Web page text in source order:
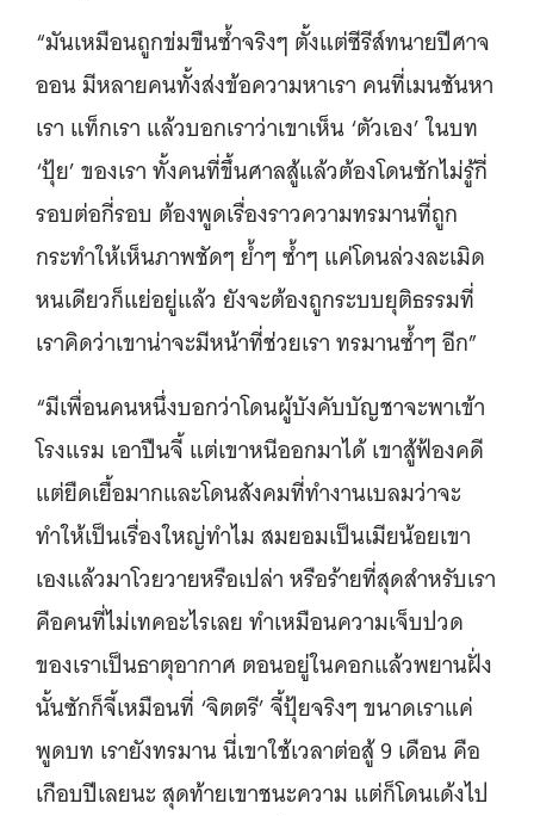
“มันเหมือนถูกข่มขืนซ้ำจริงๆ ตั้งแต่ซีรีส์ทนายปีศาจ
ออน มีหลายคนทั้งส่งข้อความหาเรา คนที่เมนชันหา
เรา แท็กเรา แล้วบอกเราว่าเขาเห็น ‘ตัวเอง’ ในบท
‘ปุ้ย’ ของเรา ทั้งคนที่ขึ้นศาลสู้แล้วต้องโดนซักไม่รู้กี่
รอบต่อกี่รอบ ต้องพูดเรื่องราวความทรมานที่ถูก
กระทำให้เห็นภาพชัดๆ ย้ำๆ ซ้ำๆ แค่โดนล่วงละเมิด
หนเดียวก็แย่อยู่แล้ว ยังจะต้องถูกระบบยุติธรรมที่
เราคิดว่าเขาน่าจะมีหน้าที่ช่วยเรา ทรมานซ้ำๆ อีก”
“มีเพื่อนคนหนึ่งบอกว่าโดนผู้บังคับบัญชาจะพาเข้า
โรงแรม เอาปืนจี้ แต่เขาหนีออกมาได้ เขาสู้ฟ้องคดี
แต่ยืดเยื้อมากและโดนสังคมที่ทำงานเบลมว่าจะ
ทำให้เป็นเรื่องใหญ่ทำไม สมยอมเป็นเมียน้อยเขา
เองแล้วมาโวยวายหรือเปล่า หรือร้ายที่สุดสำหรับเรา
คือคนที่ไม่เทคอะไรเลย ทำเหมือนความเจ็บปวด
ของเราเป็นธาตุอากาศ ตอนอยู่ในคอกแล้วพยานฝั่ง
นั้นซักก็จี้เหมือนที่ ‘จิตตรี’ จี้ปุ้ยจริงๆ ขนาดเราแค่
พูดบท เรายังทรมาน นี่เขาใช้เวลาต่อสู้ 9 เดือน คือ
เกือบปีเลยนะ สุดท้ายเขาชนะความ แต่ก็โดนเด้งไป